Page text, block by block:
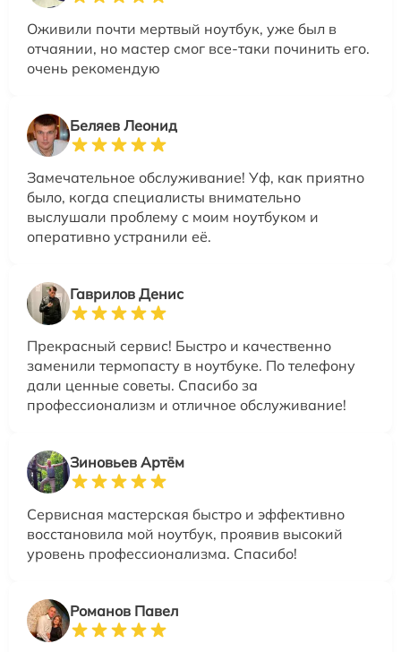
Оживили почти мертвый ноутбук, уже был в
отчаянии, но мастер смог все-таки починить его.
очень рекомендую
Беляев Леонид
Замечательное обслуживание! Уф, как приятно
было, когда специалисты внимательно
выслушали проблему с моим ноутбуком и
оперативно устранили её.
Гаврилов Денис
Прекрасный сервис! Быстро и качественно
заменили термопасту в ноутбуке. По телефону
дали ценные советы. Спасибо за
профессионализм и отличное обслуживание!
Зиновьев Артём
Сервисная мастерская быстро и эффективно
восстановила мой ноутбук, проявив высокий
уровень профессионализма. Спасибо!
Романов Павел